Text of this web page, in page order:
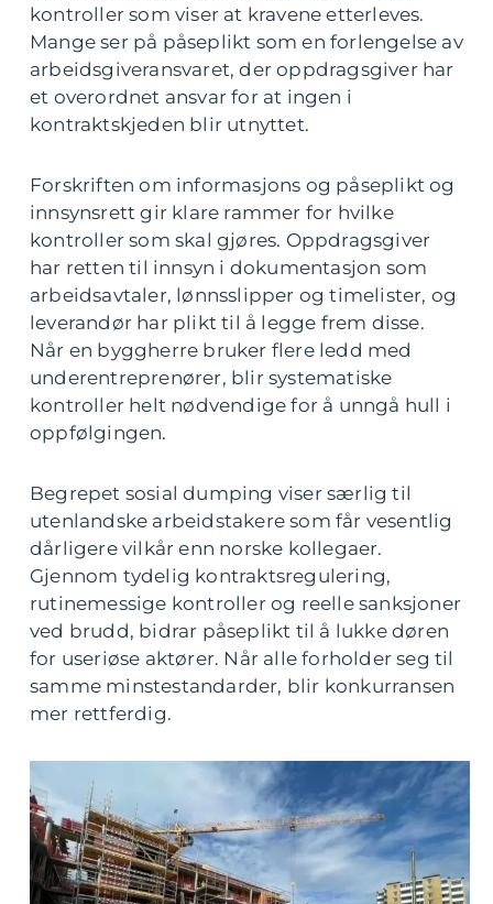
kontroller som viser at kravene etterleves.
Mange ser på påseplikt som en forlengelse av
arbeidsgiveransvaret, der oppdragsgiver har
et overordnet ansvar for at ingen i
kontraktskjeden blir utnyttet.
Forskriften om informasjons og påseplikt og
innsynsrett gir klare rammer for hvilke
kontroller som skal gjøres. Oppdragsgiver
har retten til innsyn i dokumentasjon som
arbeidsavtaler, lønnsslipper og timelister, og
leverandør har plikt til å legge frem disse.
Når en byggherre bruker flere ledd med
underentreprenører, blir systematiske
kontroller helt nødvendige for å unngå hull i
oppfølgingen.
Begrepet sosial dumping viser særlig til
utenlandske arbeidstakere som får vesentlig
dårligere vilkår enn norske kollegaer.
Gjennom tydelig kontraktsregulering,
rutinemessige kontroller og reelle sanksjoner
ved brudd, bidrar påseplikt til å lukke døren
for useriøse aktører. Når alle forholder seg til
samme minstestandarder, blir konkurransen
mer rettferdig.